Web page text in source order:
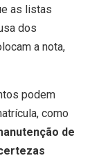
as listas
dos
a nota,
podem
como
de